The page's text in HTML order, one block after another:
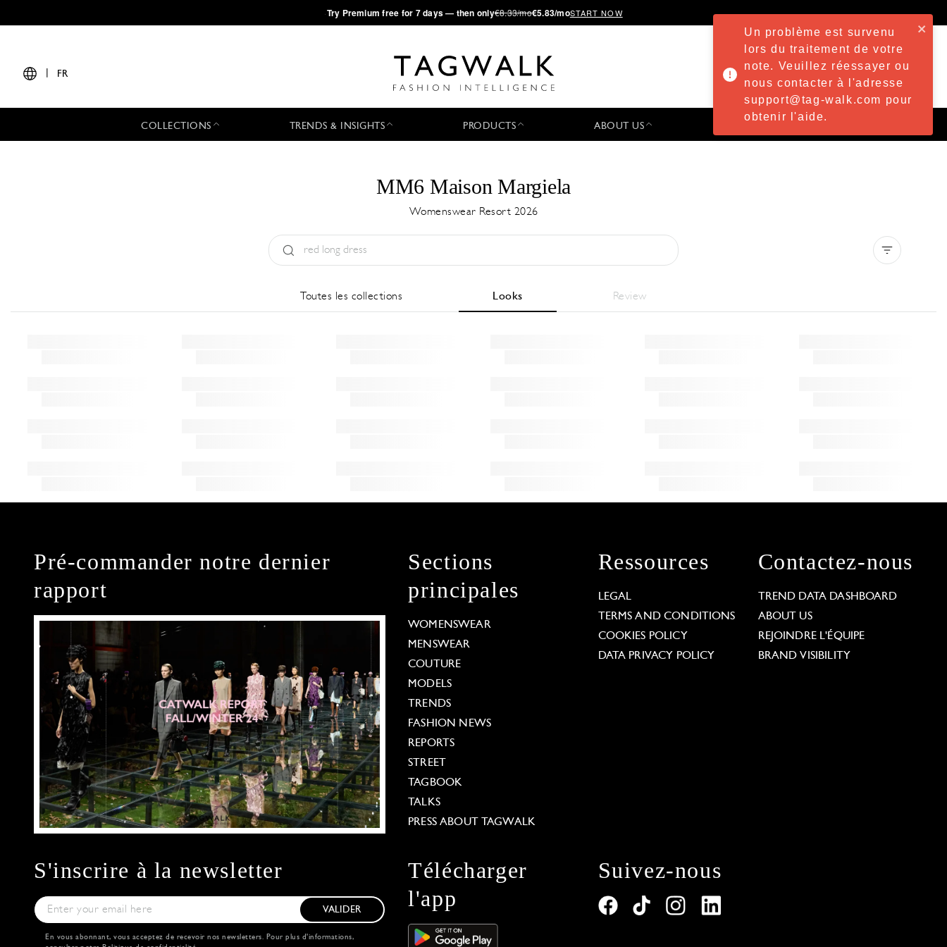
·Try Premium free for 7 days — then only€8.33/mo€5.83/moSTART NOW
FR
COLLECTIONS TRENDS & INSIGHTS PRODUCTS ABOUT US
MM6 Maison Margiela
Womenswear Resort 2026
Toutes les collections Looks Review
Pré-commander notre dernier
rapport
Sections
principales
WOMENSWEAR
MENSWEAR
COUTURE
MODELS
TRENDS
FASHION NEWS
REPORTS
STREET
TAGBOOK
TALKS
PRESS ABOUT TAGWALK
Ressources
LEGAL
TERMS AND CONDITIONS
COOKIES POLICY
DATA PRIVACY POLICY
Contactez-nous
TREND DATA DASHBOARD
ABOUT US
REJOINDRE L'ÉQUIPE
BRAND VISIBILITY
S'inscrire à la newsletter
VALIDER
En vous abonnant, vous acceptez de recevoir nos newsletters. Pour plus d'informations,
Télécharger
l'app
Suivez-nous
Un problème est survenu
lors du traitement de votre
note. Veuillez réessayer ou
nous contacter à l'adresse
support@tag-walk.com pour
obtenir l'aide.